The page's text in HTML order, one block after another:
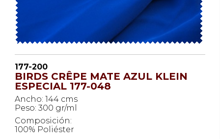
177-200
BIRDS CRÊPE MATE AZUL KLEIN
ESPECIAL 177-048
Ancho: 144 cms
Peso: 300 gr/ml
Composición:
100% Poliéster